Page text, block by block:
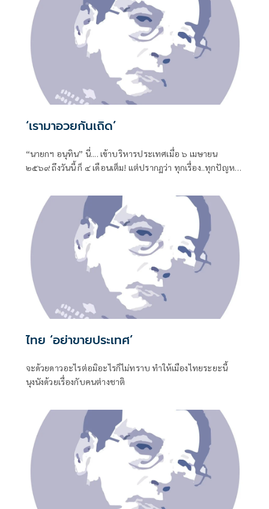
‘เรามาอวยกันเถิด’
“นายกฯ อนุทิน” นี่.... เข้าบริหารประเทศเมื่อ ๖ เมษายน
๒๕๖๙ ถึงวันนี้ ก็ ๔ เดือนเต็ม! แต่ปรากฏว่า ทุกเรื่อง..ทุกปัญหา
ไทย ‘อย่าขายประเทศ’
จะด้วยดาวอะไรต่อมิอะไรก็ไม่ทราบ ทำให้เมืองไทยระยะนี้
นุงนังด้วยเรื่องกับคนต่างชาติ